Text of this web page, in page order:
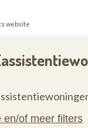
website
en/of meer filters